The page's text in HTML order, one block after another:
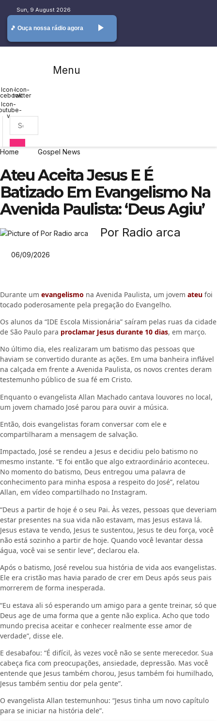
content
Sun, 9 August 2026
🎵 Ouça nossa rádio agora play_arrow
Menu
Icon-Icon-
twitter
Icon-
v
Home Gospel News
Ateu Aceita Jesus E É
Batizado Em Evangelismo Na
Avenida Paulista: ‘Deus Agiu’
Por Radio arca
06/09/2026
Durante um evangelismo na Avenida Paulista, um jovem ateu foi
tocado poderosamente pela pregação do Evangelho.
Os alunos da “IDE Escola Missionária” saíram pelas ruas da cidade
de São Paulo para proclamar Jesus durante 10 dias, em março.
No último dia, eles realizaram um batismo das pessoas que
haviam se convertido durante as ações. Em uma banheira inflável
na calçada em frente a Avenida Paulista, os novos crentes deram
testemunho público de sua fé em Cristo.
Enquanto o evangelista Allan Machado cantava louvores no local,
um jovem chamado José parou para ouvir a música.
Então, dois evangelistas foram conversar com ele e
compartilharam a mensagem de salvação.
Impactado, José se rendeu a Jesus e decidiu pelo batismo no
mesmo instante. “E foi então que algo extraordinário aconteceu.
No momento do batismo, Deus entregou uma palavra de
conhecimento para minha esposa a respeito do José”, relatou
Allan, em vídeo compartilhado no Instagram.
“Deus a partir de hoje é o seu Pai. Às vezes, pessoas que deveriam
estar presentes na sua vida não estavam, mas Jesus estava lá.
Jesus estava te vendo, Jesus te sustentou, Jesus te deu força, você
não está sozinho a partir de hoje. Quando você levantar dessa
água, você vai se sentir leve”, declarou ela.
Após o batismo, José revelou sua história de vida aos evangelistas.
Ele era cristão mas havia parado de crer em Deus após seus pais
morrerem de forma inesperada.
“Eu estava ali só esperando um amigo para a gente treinar, só que
Deus age de uma forma que a gente não explica. Acho que todo
mundo precisa aceitar e conhecer realmente esse amor de
verdade”, disse ele.
E desabafou: “É difícil, às vezes você não se sente merecedor. Sua
cabeça fica com preocupações, ansiedade, depressão. Mas você
entende que Jesus também chorou, Jesus também foi humilhado,
Jesus também sentiu dor pela gente”.
O evangelista Allan testemunhou: “Jesus tinha um novo capítulo
para se iniciar na história dele”.